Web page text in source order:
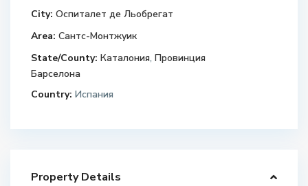
City: Оспиталет де Льобрегат
Area: Сантс-Монтжуик
State/County: Каталония,Провинция
Барселона
Country: Испания
Property Details